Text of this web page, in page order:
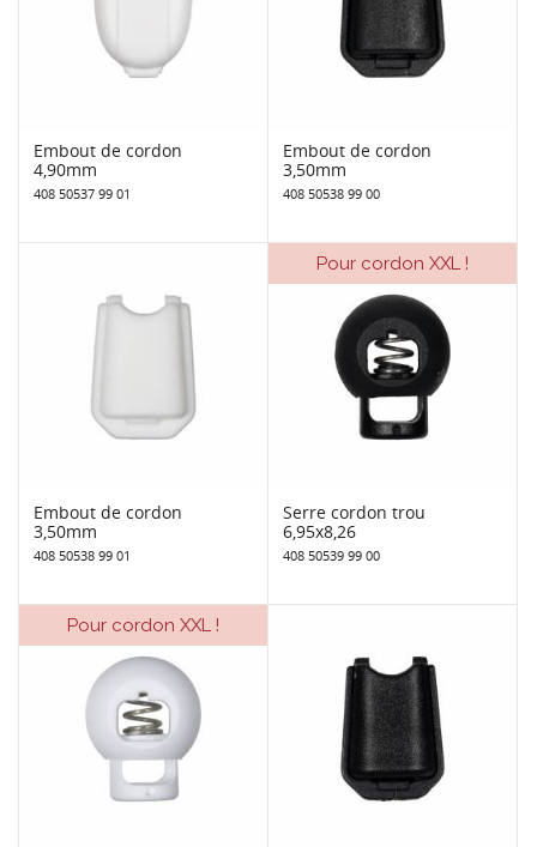
Embout de cordon
4,90mm
408 50537 99 01
Embout de cordon
3,50mm
408 50538 99 00
Embout de cordon
3,50mm
408 50538 99 01
Pour cordon XXL !
Serre cordon trou
6,95x8,26
408 50539 99 00
Pour cordon XXL !